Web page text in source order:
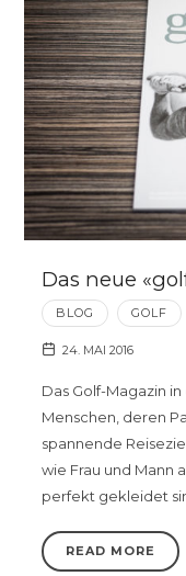
Das neue
BLOG GOLF
24. MAI 2016
Das Golf-Magazin
Menschen, deren
spannende
wie Frau und Mann
perfekt gekleidet
READ MORE